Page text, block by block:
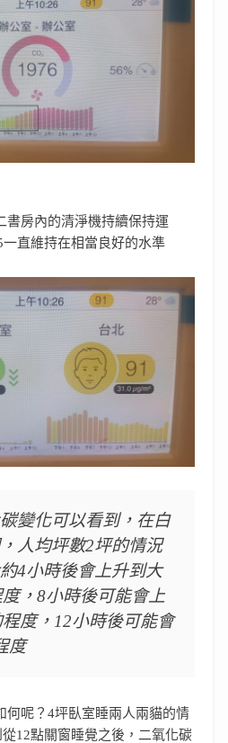
書房內的清淨機持續保持運
直維持在相當良好的水準
變化可以看到，在白
人均坪數2坪的情況
4小時後會上升到大
，8小時後可能會上
程度，12小時後可能會
度
何呢？4坪臥室睡兩人兩貓的情
12點關窗睡覺之後，二氧化碳